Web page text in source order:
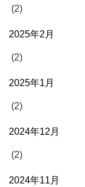
(2)
2025年2月
(2)
2025年1月
(2)
2024年12月
(2)
2024年11月